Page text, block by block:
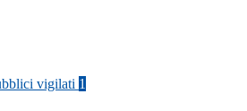
vigilati 1